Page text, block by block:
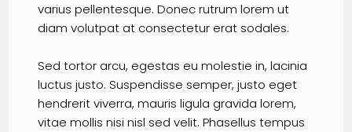
varius pellentesque. Donec rutrum lorem ut
diam volutpat at consectetur erat sodales.
Sed tortor arcu, egestas eu molestie in, lacinia
luctus justo. Suspendisse semper, justo eget
hendrerit viverra, mauris ligula gravida lorem,
vitae mollis nisi nisl sed velit. Phasellus tempus